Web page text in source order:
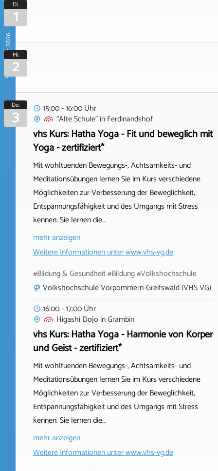
September 2026
Di.
1
Mi.
2
Do.
3
15:00 - 16:00 Uhr
"Alte Schule"inFerdinandshof
vhs Kurs: Hatha Yoga - Fit und beweglich mit
Yoga - zertifiziert*
Mit wohltuenden Bewegungs-, Achtsamkeits- und
Meditationsübungen lernen Sie im Kurs verschiedene
Möglichkeiten zur Verbesserung der Beweglichkeit,
Entspannungsfähigkeit und des Umgangs mit Stress
kennen. Sie lernen die…
mehr anzeigen
Weitere Informationen unterwww.vhs-vg.de
#Bildung & Gesundheit #Bildung #Volkshochschule
Volkshochschule Vorpommern-Greifswald (VHS VG)
16:00 - 17:00 Uhr
Higashi Dojo inGrambin
vhs Kurs: Hatha Yoga - Harmonie von Körper
und Geist - zertifiziert*
Mit wohltuenden Bewegungs-, Achtsamkeits- und
Meditationsübungen lernen Sie im Kurs verschiedene
Möglichkeiten zur Verbesserung der Beweglichkeit,
Entspannungsfähigkeit und des Umgangs mit Stress
kennen. Sie lernen die…
mehr anzeigen
Weitere Informationen unterwww.vhs-vg.de